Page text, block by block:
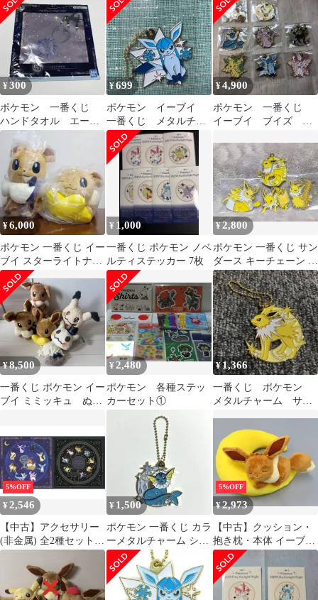
¥300
ポケモン 一番くじ
ハンドタオル エーフ
ィ ブラッキー
¥699
ポケモン イーブイ
一番くじ メタルチャ
ーム キーホルダー
グレイシア
¥4,900
ポケモン 一番くじ
イーブイ ブイズ メ
¥6,000
ポケモン 一番くじ イー
ブイ スターライトナイ
ト A賞 B賞 ぬいぐるみ
2点
¥ 1,000
一番くじ ポケモン ノベ
ルティステッカー 7枚
¥2,800
ポケモン 一番くじ サン
ダース キーチェーン チ
ャーム メタルチャーム
¥8,500
一番くじ ポケモン イー
ブイ ミミッキュ ぬい
¥ 2,480
ポケモン 各種ステッ
カーセット①
¥1,366
一番くじ ポケモン
メタルチャーム サン
5%OFF
¥ 2,546
【中古】アクセサリー
(非金属) 全2種セット
スカーフ 「一番くじ
Pokemon EIEVUI＆
Starlight Night」 E賞
¥ 1,500
ポケモン 一番くじ カラ
ーメタルチャーム シャ
ワーズう
5%OFF
¥2,973
【中古】クッション・
抱き枕・本体 イーブイ
のお月さまクッション
「一番くじ Pokemon
EIEVUI＆Starlight
Night」 ラストワン賞